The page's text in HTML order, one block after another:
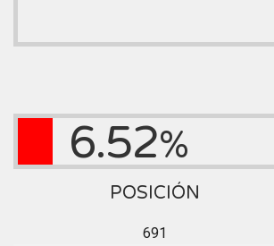
6.52%
POSICIÓN
691